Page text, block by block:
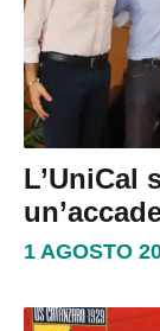
L’UniCal
1 AGOSTO